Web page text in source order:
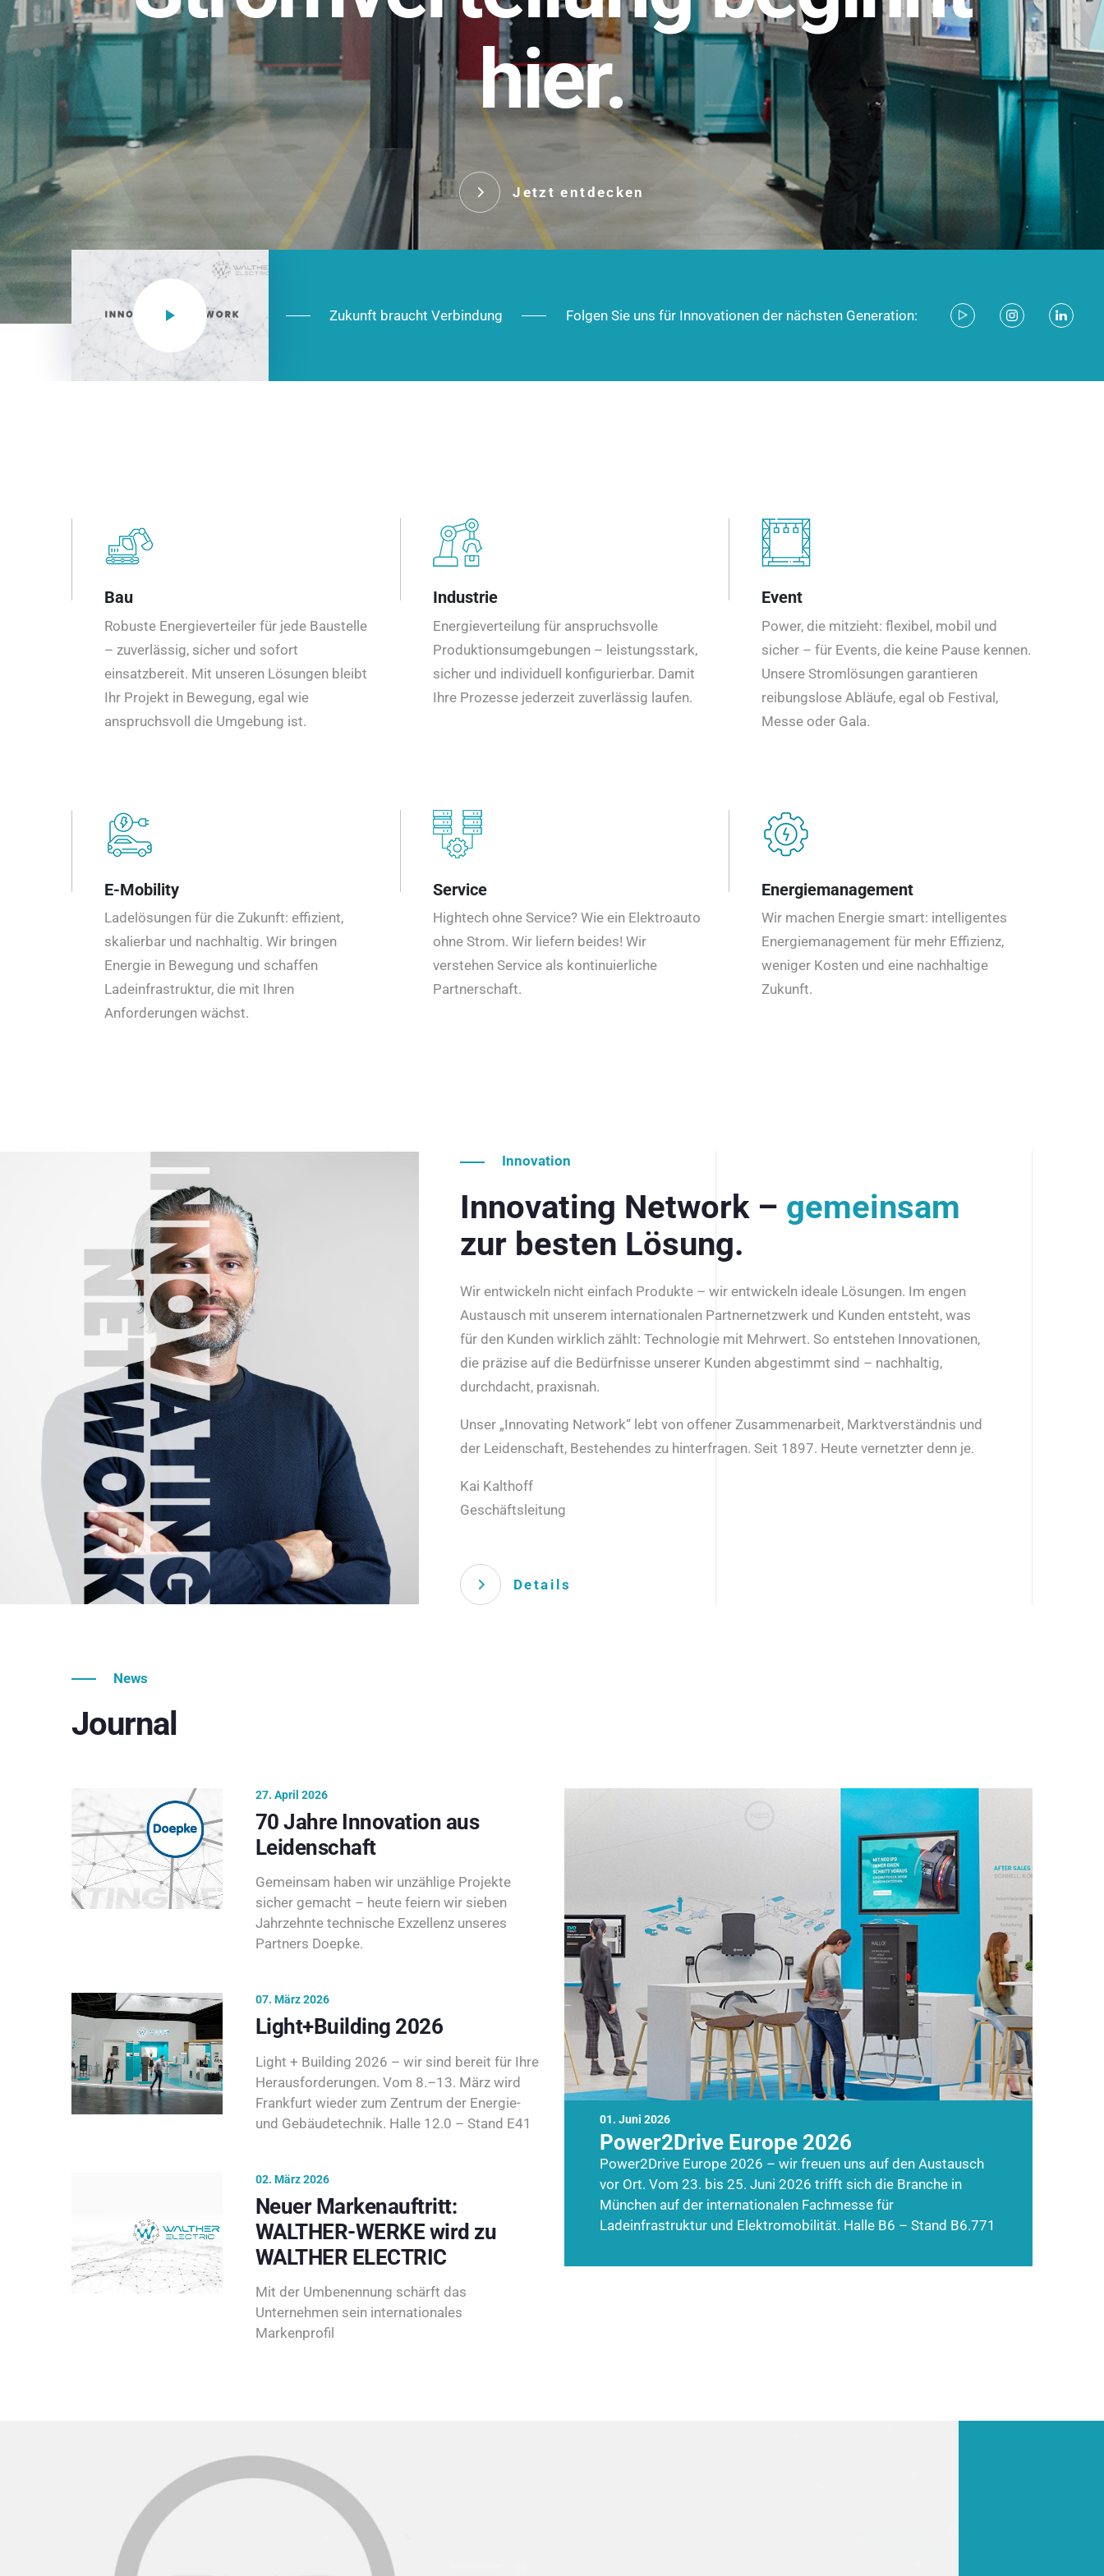
hier.
Jetzt entdecken
NEO CEE: Energieverteilung mit System. Robust im Alltag,
effizient in der Installation, zukunftsfähig im Ausbau.
Das innovative Stecksystem für industrielle Anwendungen –
robust, IP-geschützt und zukunftsfähig.
Jetzt entdecken
Zukunft braucht Verbindung Folgen Sie uns für Innovationen der nächsten Generation:
Bau
Robuste Energieverteiler für jede Baustelle
– zuverlässig, sicher und sofort
einsatzbereit. Mit unseren Lösungen bleibt
Ihr Projekt in Bewegung, egal wie
anspruchsvoll die Umgebung ist.
Industrie
Energieverteilung für anspruchsvolle
Produktionsumgebungen – leistungsstark,
sicher und individuell konfigurierbar. Damit
Ihre Prozesse jederzeit zuverlässig laufen.
Event
Power, die mitzieht: flexibel, mobil und
sicher – für Events, die keine Pause kennen.
Unsere Stromlösungen garantieren
reibungslose Abläufe, egal ob Festival,
Messe oder Gala.
E-Mobility
Ladelösungen für die Zukunft: effizient,
skalierbar und nachhaltig. Wir bringen
Energie in Bewegung und schaffen
Ladeinfrastruktur, die mit Ihren
Anforderungen wächst.
Service
Hightech ohne Service? Wie ein Elektroauto
ohne Strom. Wir liefern beides! Wir
verstehen Service als kontinuierliche
Partnerschaft.
Energiemanagement
Wir machen Energie smart: intelligentes
Energiemanagement für mehr Effizienz,
weniger Kosten und eine nachhaltige
Zukunft.
Innovation
Innovating Network – gemeinsam
zur besten Lösung.
Wir entwickeln nicht einfach Produkte – wir entwickeln ideale Lösungen. Im engen
Austausch mit unserem internationalen Partnernetzwerk und Kunden entsteht, was
für den Kunden wirklich zählt: Technologie mit Mehrwert. So entstehen Innovationen,
die präzise auf die Bedürfnisse unserer Kunden abgestimmt sind – nachhaltig,
durchdacht, praxisnah.
Unser „Innovating Network“ lebt von offener Zusammenarbeit, Marktverständnis und
der Leidenschaft, Bestehendes zu hinterfragen. Seit 1897. Heute vernetzter denn je.
Kai Kalthoff
Geschäftsleitung
Details
News
Journal
01. Juni 2026
Power2Drive Europe 2026
Power2Drive Europe 2026 – wir freuen uns auf den Austausch
vor Ort. Vom 23. bis 25. Juni 2026 trifft sich die Branche in
München auf der internationalen Fachmesse für
Ladeinfrastruktur und Elektromobilität. Halle B6 – Stand B6.771
27. April 2026
70 Jahre Innovation aus
Leidenschaft
Gemeinsam haben wir unzählige Projekte
sicher gemacht – heute feiern wir sieben
Jahrzehnte technische Exzellenz unseres
Partners Doepke.
07. März 2026
Light+Building 2026
Light + Building 2026 – wir sind bereit für Ihre
Herausforderungen. Vom 8.–13. März wird
Frankfurt wieder zum Zentrum der Energie-
und Gebäudetechnik. Halle 12.0 – Stand E41
02. März 2026
Neuer Markenauftritt:
WALTHER-WERKE wird zu
WALTHER ELECTRIC
Mit der Umbenennung schärft das
Unternehmen sein internationales
Markenprofil